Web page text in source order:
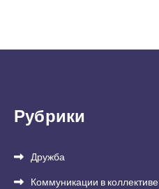
Рубрики
Дружба
Коммуникации в коллективе